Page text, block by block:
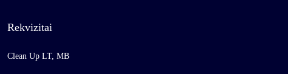
Rekvizitai
Clean Up LT, MB